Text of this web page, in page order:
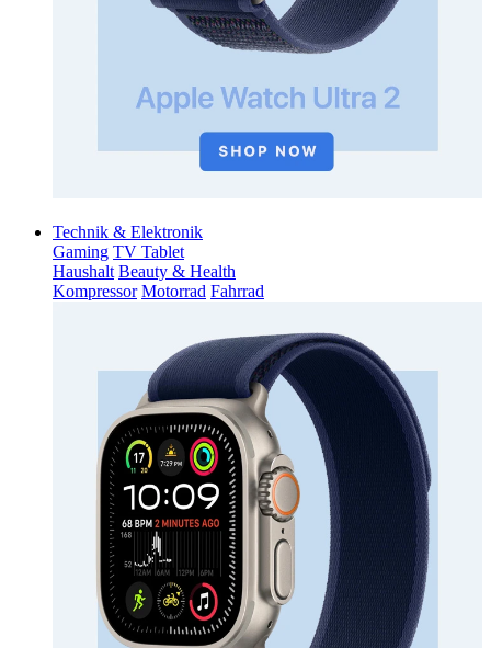
Technik & Elektronik
Gaming TV Tablet
Haushalt Beauty & Health
Kompressor Motorrad Fahrrad